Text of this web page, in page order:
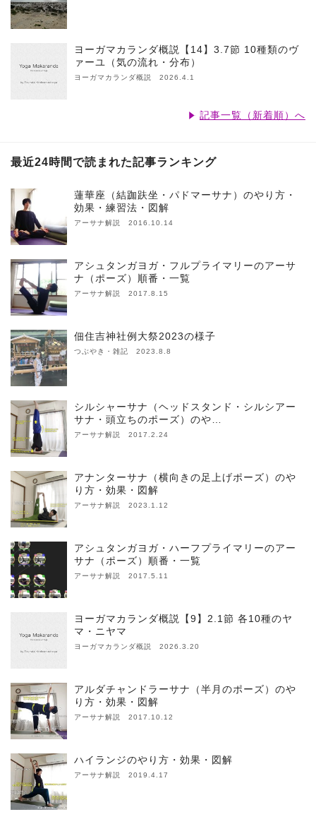
ヨーガマカランダ概説【14】3.7節 10種類のヴ
ァーユ（気の流れ・分布）
ヨーガマカランダ概説 2026.4.1
記事一覧（新着順）へ
最近24時間で読まれた記事ランキング
蓮華座（結跏趺坐・パドマーサナ）のやり方・
効果・練習法・図解
アーサナ解説 2016.10.14
アシュタンガヨガ・フルプライマリーのアーサ
ナ（ポーズ）順番・一覧
アーサナ解説 2017.8.15
佃住吉神社例大祭2023の様子
つぶやき・雑記 2023.8.8
シルシャーサナ（ヘッドスタンド・シルシアー
サナ・頭立ちのポーズ）のや…
アーサナ解説 2017.2.24
アナンターサナ（横向きの足上げポーズ）のや
り方・効果・図解
アーサナ解説 2023.1.12
アシュタンガヨガ・ハーフプライマリーのアー
サナ（ポーズ）順番・一覧
アーサナ解説 2017.5.11
ヨーガマカランダ概説【9】2.1節 各10種のヤ
マ・ニヤマ
ヨーガマカランダ概説 2026.3.20
アルダチャンドラーサナ（半月のポーズ）のや
り方・効果・図解
アーサナ解説 2017.10.12
ハイランジのやり方・効果・図解
アーサナ解説 2019.4.17